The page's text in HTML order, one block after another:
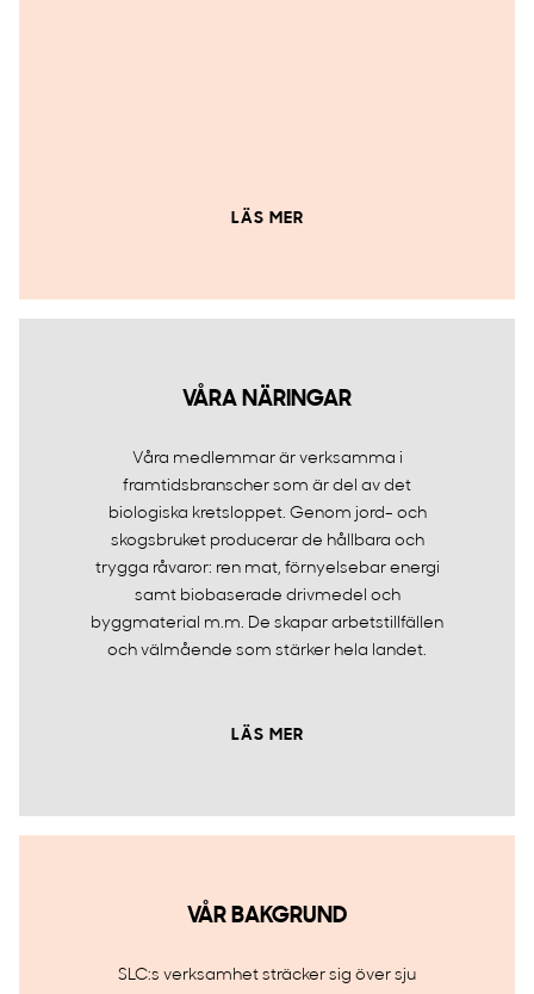
LÄS MER
VÅRA NÄRINGAR
Våra medlemmar är verksamma i
framtidsbranscher som är del av det
biologiska kretsloppet. Genom jord- och
skogsbruket producerar de hållbara och
trygga råvaror: ren mat, förnyelsebar energi
samt biobaserade drivmedel och
byggmaterial m.m. De skapar arbetstillfällen
och välmående som stärker hela landet.
LÄS MER
VÅR BAKGRUND
SLC:s verksamhet sträcker sig över sju